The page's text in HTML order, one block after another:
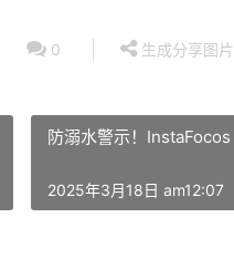
0 生成分享图片
防溺水警示！InstaFocos
2025年3月18日 am12:07